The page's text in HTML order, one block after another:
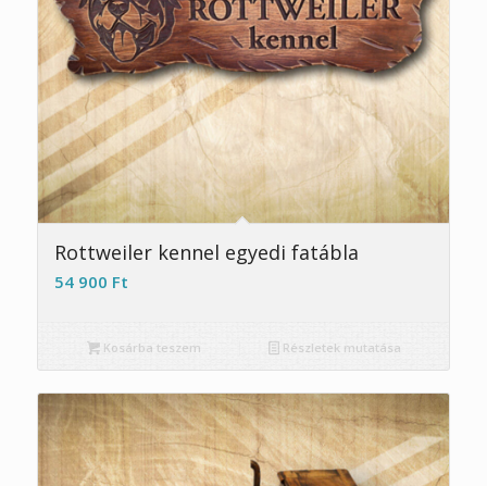
Rottweiler kennel egyedi fatábla
54 900 Ft
Kosárba teszem Részletek mutatása